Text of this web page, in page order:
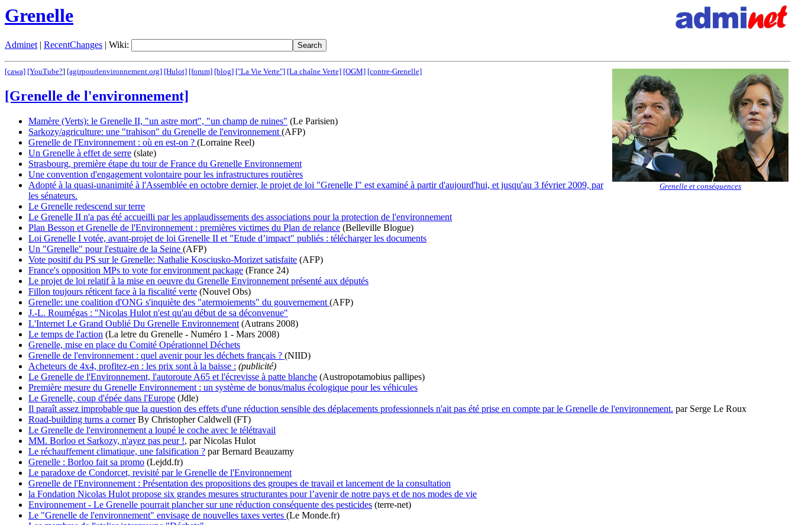
Grenelle
Adminet| RecentChanges | Wiki:
Grenelle et conséquences
[cawa] [YouTube?] [agirpourlenvironnement.org] [Hulot] [forum] [blog] ["La Vie Verte"] [La chaîne Verte] [OGM] [contre-Grenelle]
[Grenelle de l'environnement]
Mamère (Verts): le Grenelle II, "un astre mort", "un champ de ruines" (Le Parisien)
Sarkozy/agriculture: une "trahison" du Grenelle de l'environnement (AFP)
Grenelle de l'Environnement : où en est-on ? (Lorraine Reel)
Un Grenelle à effet de serre (slate)
Strasbourg, première étape du tour de France du Grenelle Environnement
Une convention d'engagement volontaire pour les infrastructures routières
Adopté à la quasi-unanimité à l'Assemblée en octobre dernier, le projet de loi "Grenelle I" est examiné à partir d'aujourd'hui, et jusqu'au 3 février 2009, par
les sénateurs.
Le Grenelle redescend sur terre
Le Grenelle II n'a pas été accueilli par les applaudissements des associations pour la protection de l'environnement
Plan Besson et Grenelle de l'Environnement : premières victimes du Plan de relance (Belleville Blogue)
Loi Grenelle I votée, avant-projet de loi Grenelle II et "Etude d’impact" publiés : télécharger les documents
Un "Grenelle" pour l'estuaire de la Seine (AFP)
Vote positif du PS sur le Grenelle: Nathalie Kosciusko-Morizet satisfaite (AFP)
France's opposition MPs to vote for environment package (France 24)
Le projet de loi relatif à la mise en oeuvre du Grenelle Environnement présenté aux députés
Fillon toujours réticent face à la fiscalité verte (Nouvel Obs)
Grenelle: une coalition d'ONG s'inquiète des "atermoiements" du gouvernement (AFP)
J.-L. Roumégas : "Nicolas Hulot n'est qu'au début de sa déconvenue"
L'Internet Le Grand Oublié Du Grenelle Environnement (Autrans 2008)
Le temps de l'action (La letre du Grenelle - Numéro 1 - Mars 2008)
Grenelle, mise en place du Comité Opérationnel Déchets
Grenelle de l'environnement : quel avenir pour les déchets français ? (NIID)
Acheteurs de 4x4, profitez-en : les prix sont à la baisse : (publicité)
Le Grenelle de l'Environnement, l'autoroute A65 et l'écrevisse à patte blanche (Austropotamobius pallipes)
Première mesure du Grenelle Environnement : un système de bonus/malus écologique pour les véhicules
Le Grenelle, coup d'épée dans l'Europe (Jdle)
Il paraît assez improbable que la question des effets d'une réduction sensible des déplacements professionnels n'ait pas été prise en compte par le Grenelle de l'environnement. par Serge Le Roux
Road-building turns a cornerBy Christopher Caldwell (FT)
Le Grenelle de l'environnement a loupé le coche avec le télétravail
MM. Borloo et Sarkozy, n'ayez pas peur !, par Nicolas Hulot
Le réchauffement climatique, une falsification ? par Bernard Beauzamy
Grenelle : Borloo fait sa promo (Lejdd.fr)
Le paradoxe de Condorcet, revisité par le Grenelle de l'Environnement
Grenelle de l'Environnement : Présentation des propositions des groupes de travail et lancement de la consultation
la Fondation Nicolas Hulot propose six grandes mesures structurantes pour l’avenir de notre pays et de nos modes de vie
Environnement - Le Grenelle pourrait plancher sur une réduction conséquente des pesticides (terre-net)
Le "Grenelle de l'environnement" envisage de nouvelles taxes vertes (Le Monde.fr)